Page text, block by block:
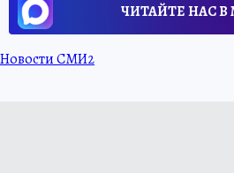
ЧИТАЙТЕ НАС В
Новости СМИ2